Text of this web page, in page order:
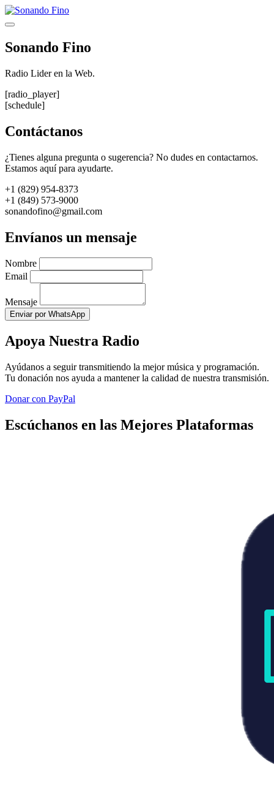
Saltar
al
Menú
Sonando Fino
Radio Lider en la Web.
[radio_player]
[schedule]
Contáctanos
¿Tienes alguna pregunta o sugerencia? No dudes en contactarnos.
Estamos aquí para ayudarte.
+1 (829) 954-8373
+1 (849) 573-9000
sonandofino@gmail.com
Envíanos un mensaje
Nombre
Email
Mensaje
Enviar por WhatsApp
Apoya Nuestra Radio
Ayúdanos a seguir transmitiendo la mejor música y programación.
Tu donación nos ayuda a mantener la calidad de nuestra transmisión.
Donar con PayPal
Escúchanos en las Mejores Plataformas